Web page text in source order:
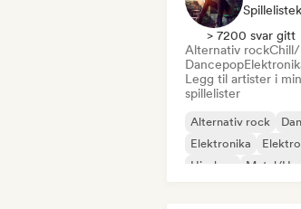
> 7200 svar gitt
Alternativ rock
Dancepop
Legg til artister i
spillelister
Alternativ rock
Elektronika
Hip-hop
Metal/